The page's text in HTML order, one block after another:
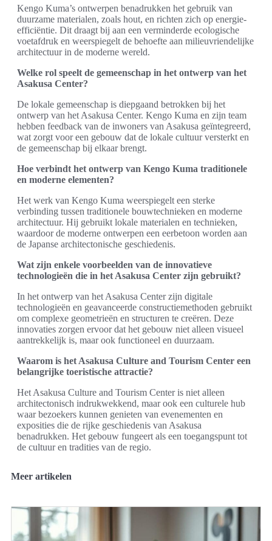
Kengo Kuma’s ontwerpen benadrukken het gebruik van
duurzame materialen, zoals hout, en richten zich op energie-
efficiëntie. Dit draagt bij aan een verminderde ecologische
voetafdruk en weerspiegelt de behoefte aan milieuvriendelijke
architectuur in de moderne wereld.
Welke rol speelt de gemeenschap in het ontwerp van het
Asakusa Center?
De lokale gemeenschap is diepgaand betrokken bij het
ontwerp van het Asakusa Center. Kengo Kuma en zijn team
hebben feedback van de inwoners van Asakusa geïntegreerd,
wat zorgt voor een gebouw dat de lokale cultuur versterkt en
de gemeenschap bij elkaar brengt.
Hoe verbindt het ontwerp van Kengo Kuma traditionele
en moderne elementen?
Het werk van Kengo Kuma weerspiegelt een sterke
verbinding tussen traditionele bouwtechnieken en moderne
architectuur. Hij gebruikt lokale materialen en technieken,
waardoor de moderne ontwerpen een eerbetoon worden aan
de Japanse architectonische geschiedenis.
Wat zijn enkele voorbeelden van de innovatieve
technologieën die in het Asakusa Center zijn gebruikt?
In het ontwerp van het Asakusa Center zijn digitale
technologieën en geavanceerde constructiemethoden gebruikt
om complexe geometrieën en structuren te creëren. Deze
innovaties zorgen ervoor dat het gebouw niet alleen visueel
aantrekkelijk is, maar ook functioneel en duurzaam.
Waarom is het Asakusa Culture and Tourism Center een
belangrijke toeristische attractie?
Het Asakusa Culture and Tourism Center is niet alleen
architectonisch indrukwekkend, maar ook een culturele hub
waar bezoekers kunnen genieten van evenementen en
exposities die de rijke geschiedenis van Asakusa
benadrukken. Het gebouw fungeert als een toegangspunt tot
de cultuur en tradities van de regio.
Meer artikelen